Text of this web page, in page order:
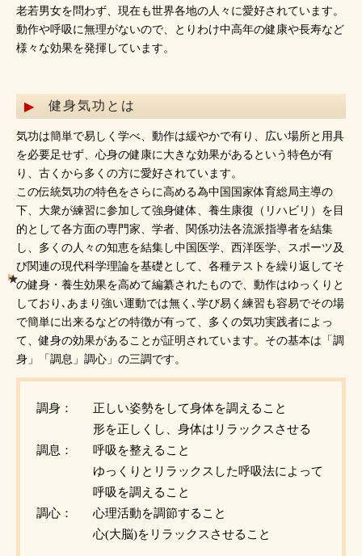
老若男女を問わず、現在も世界各地の人々に愛好されています。
動作や呼吸に無理がないので、とりわけ中高年の健康や長寿など
様々な効果を発揮しています。
健身気功とは
気功は簡単で易しく学べ、動作は緩やかで有り、広い場所と用具
を必要足せず、心身の健康に大きな効果があるという特色が有
り、古くから多くの方に愛好されています。
この伝統気功の特色をさらに高める為中国国家体育総局主導の
下、大衆が練習に参加して強身健体、養生康復（リハビリ）を目
的として各方面の専門家、学者、関係功法各流派指導者を結集
し、多くの人々の知恵を結集し中国医学、西洋医学、スポーツ及
び関連の現代科学理論を基礎として、各種テストを繰り返してそ
の健身・養生効果を高めて編纂されたもので、動作はゆっくりと
しており､あまり強い運動では無く､学び易く練習も容易でその場
で簡単に出来るなどの特徴が有って、多くの気功実践者によっ
て、健身の効果があることが証明されています。その基本は「調
身」「調息」調心」の三調です。
調身：
正しい姿勢をして身体を調えること
形を正しくし、身体はリラックスさせる
調息：
呼吸を整えること
ゆっくりとリラックスした呼吸法によって
呼吸を調えること
調心：
心理活動を調節すること
心(大脳)をリラックスさせること